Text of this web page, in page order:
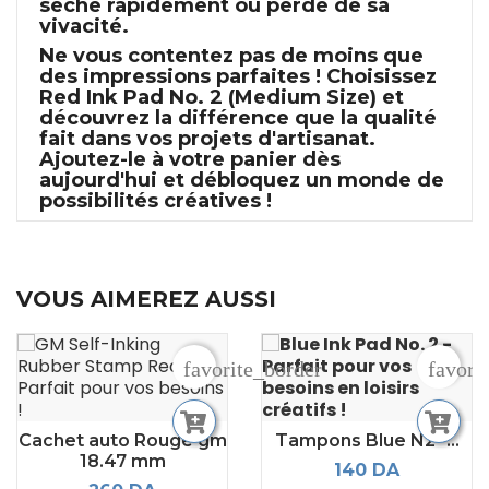
sèche rapidement ou perde de sa
vivacité.
Ne vous contentez pas de moins que
des impressions parfaites ! Choisissez
Red Ink Pad No. 2 (Medium Size) et
découvrez la différence que la qualité
fait dans vos projets d'artisanat.
Ajoutez-le à votre panier dès
aujourd'hui et débloquez un monde de
possibilités créatives !
VOUS AIMEREZ AUSSI
Cachet auto Rouge gm
18.47 mm
favorite_border
Tampons Blue N2 -...
140 DA